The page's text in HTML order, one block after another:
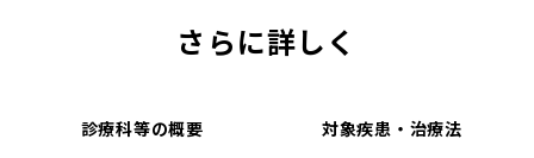
さらに詳しく
診療科等の概要 対象疾患・治療法